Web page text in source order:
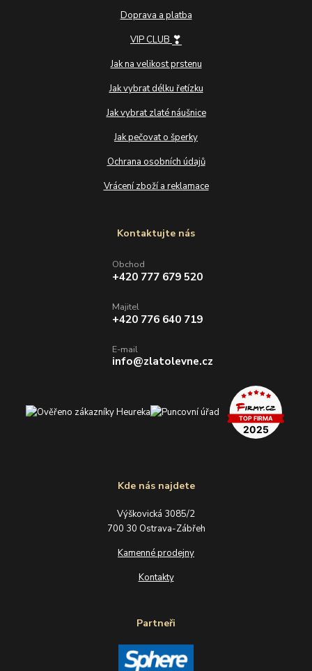
Doprava a platba
VIP CLUB ❣
Jak na velikost prstenu
Jak vybrat délku řetízku
Jak vybrat zlaté náušnice
Jak pečovat o šperky
Ochrana osobních údajů
Vrácení zboží a reklamace
Kde nás najdete
Výškovická 3085/2
700 30 Ostrava-Zábřeh
Kamenné prodejny
Kontakty
Partneři
Kontaktujte nás
Obchod
+420 777 679 520
Majitel
+420 776 640 719
E-mail
info@zlatolevne.cz